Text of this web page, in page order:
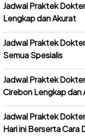
Jadwal Praktek
Lengkap dan Akurat
Jadwal Praktek
Semua Spesialis
Jadwal Praktek
Cirebon Lengkap dan
Jadwal Praktek
Hari ini Berserta Cara